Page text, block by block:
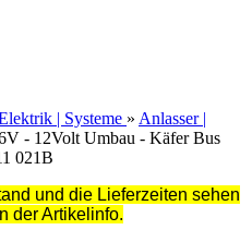
| Systeme » Anlasser |
- 12Volt Umbau - Käfer Bus
021B
und die Lieferzeiten sehen
der Artikelinfo.